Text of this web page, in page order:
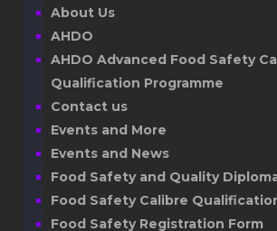
About Us
AHDO
AHDO Advanced Food Safety
Qualification Programme
Contact us
Events and More
Events and News
Food Safety and Quality
Food Safety Calibre
Food Safety Registration Form